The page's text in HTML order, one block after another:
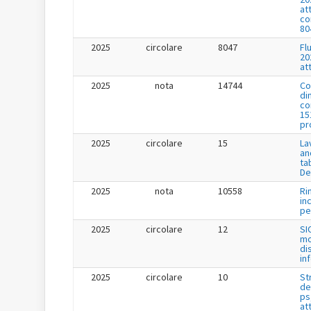
2025
circolare 8047
2025
nota 14744
2025
circolare 15
2025
nota 10558
2025
circolare 12
2025
circolare 10